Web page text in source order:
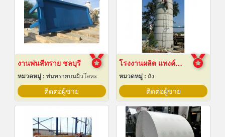
งานพ่นสีทราย ชลบุรี
หมวดหมู่ : พ่นทรายบนผิวโลหะ
ติดต่อผู้ขาย
โรงงานผลิต แทงค์น้ำคอนกรีตสำเร็จรูป
หมวดหมู่ : ถัง
ติดต่อผู้ขาย